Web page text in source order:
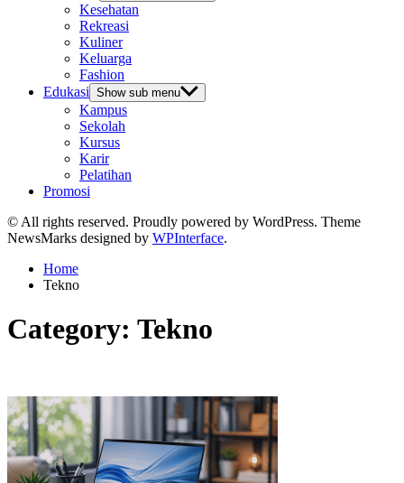
Kesehatan
Rekreasi
Kuliner
Keluarga
Fashion
Edukasi Show sub menu
Kampus
Sekolah
Kursus
Karir
Pelatihan
Promosi
© All rights reserved. Proudly powered by WordPress. Theme
NewsMarks designed by WPInterface.
Home
Tekno
Category: Tekno